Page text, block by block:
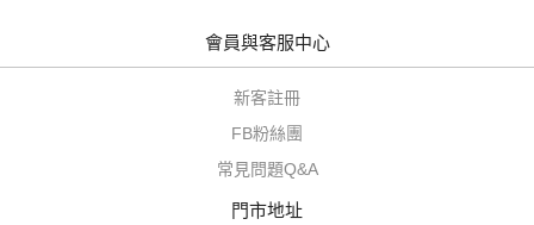
會員與客服中心
新客註冊
FB粉絲團
常見問題Q&A
門市地址